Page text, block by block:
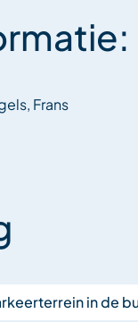
Frans
in de